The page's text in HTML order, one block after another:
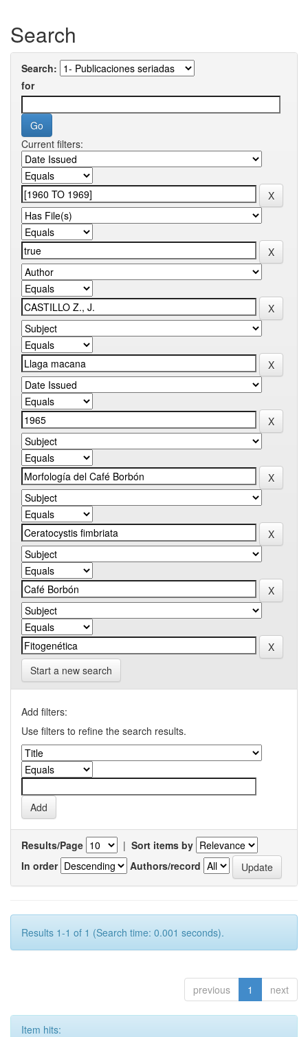
Search
Search:
for
Current filters:
Start a new search
Add filters:
Use filters to refine the search results.
Results/Page | Sort items by
In order
Authors/record
Results 1-1 of 1 (Search time: 0.001 seconds).
previous 1 next
Item hits: